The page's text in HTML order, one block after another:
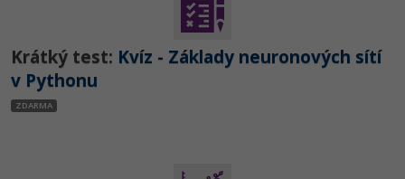
Krátký test: Kvíz - Základy neuronových sítí
v Pythonu
ZDARMA